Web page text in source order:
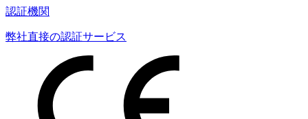
認証機関
弊社直接の認証サービス